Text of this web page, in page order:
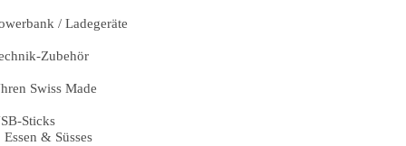
/ Ladegeräte
Zubehör
Swiss Made
Sticks
Essen & Süsses